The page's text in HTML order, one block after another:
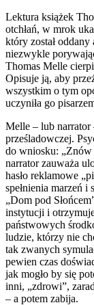
Lektura książek
otchłań, w mrok
który został
niezwykle
Thomas Melle
Opisuje ją, aby
wszystkim o tym
uczyniła go
Melle – lub narrator
prześladowczej.
do wniosku: „Znów
narrator zauważa
hasło reklamowe
spełnienia marzeń
„Dom pod
instytucji i
państwowych
ludzie, którzy nie
tak zwanych
pewien czas
jak mogło by się
inni, „zdrowi”,
– a potem zabija.